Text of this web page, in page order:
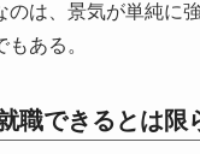
のは、景気が単純に
ある。
職できるとは限